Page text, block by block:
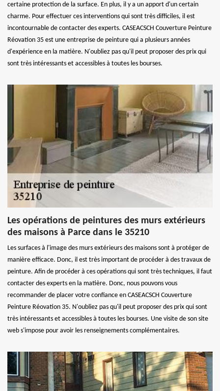
certaine protection de la surface. En plus, il y a un apport d'un certain
charme. Pour effectuer ces interventions qui sont très difficiles, il est
incontournable de contacter des experts. CASEACSCH Couverture Peinture
Réovation 35 est une entreprise de peinture qui a plusieurs années
d'expérience en la matière. N'oubliez pas qu'il peut proposer des prix qui
sont très intéressants et accessibles à toutes les bourses.
Les opérations de peintures des murs extérieurs
des maisons à Parce dans le 35210
Les surfaces à l'image des murs extérieurs des maisons sont à protéger de
manière efficace. Donc, il est très important de procéder à des travaux de
peinture. Afin de procéder à ces opérations qui sont très techniques, il faut
contacter des experts en la matière. Donc, nous pouvons vous
recommander de placer votre confiance en CASEACSCH Couverture
Peinture Réovation 35. N'oubliez pas qu'il peut proposer des prix qui sont
très intéressants et accessibles à toutes les bourses. Une visite de son site
web s'impose pour avoir les renseignements complémentaires.